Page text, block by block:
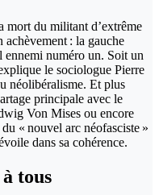
mort du militant d’extrême
: la gauche
numéro un. Soit un
le sociologue Pierre
néolibéralisme. Et plus
principale avec le
Von Mises ou encore
« nouvel arc néofasciste »
dans sa cohérence.
à tous